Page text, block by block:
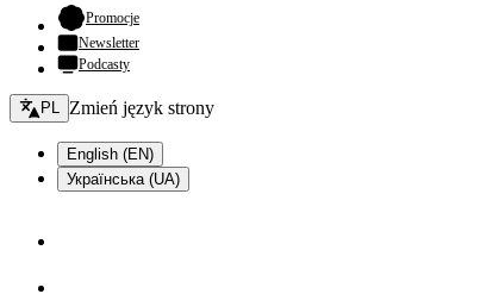
Promocje- otwiera się w nowej karcie
Newsletter
Podcasty
Zmień język - bieżący:
PL Zmień język strony
English (EN)
Українська (UA)